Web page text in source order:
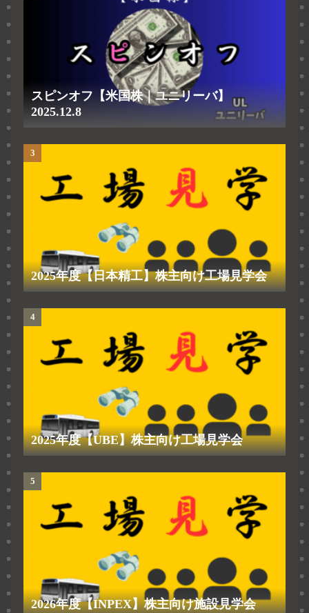
スピンオフ【米国株｜ユニリーバ】
2025.12.8
2025年度【日本精工】株主向け工場見学会
2025年度【UBE】株主向け工場見学会
2026年度【INPEX】株主向け施設見学会